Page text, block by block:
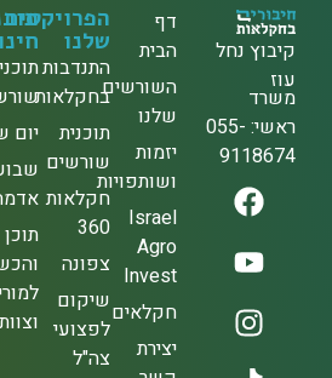
נחל
ראשי: 055-
הבית
השורשים
שלנו
יזמות
ושותפויות
Invest
חקלאים
הפרויקטים
שלנו
התנדבות
בחקלאות
שורשים
חקלאות
360
צפונה
שיקום
לפצועי
צה"ל
תוכניות
חינוכיות
תוכנית
שורשים
יום שדה
שבוע
אדמה
תוכן
והכשרות
למורים
וצוותי חינוך